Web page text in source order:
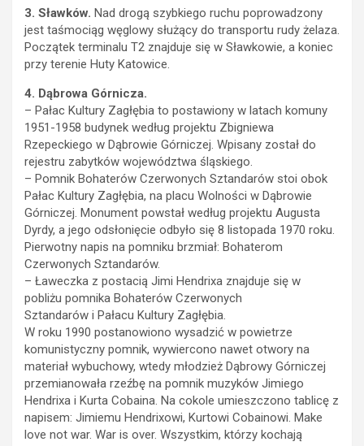
3. Sławków. Nad drogą szybkiego ruchu poprowadzony
jest taśmociąg węglowy służący do transportu rudy żelaza.
Początek terminalu T2 znajduje się w Sławkowie, a koniec
przy terenie Huty Katowice.
4. Dąbrowa Górnicza.
– Pałac Kultury Zagłębia to postawiony w latach komuny
1951-1958 budynek według projektu Zbigniewa
Rzepeckiego w Dąbrowie Górniczej. Wpisany został do
rejestru zabytków województwa śląskiego.
– Pomnik Bohaterów Czerwonych Sztandarów stoi obok
Pałac Kultury Zagłębia, na placu Wolności w Dąbrowie
Górniczej. Monument powstał według projektu Augusta
Dyrdy, a jego odsłonięcie odbyło się 8 listopada 1970 roku.
Pierwotny napis na pomniku brzmiał: Bohaterom
Czerwonych Sztandarów.
– Ławeczka z postacią Jimi Hendrixa znajduje się w
pobliżu pomnika Bohaterów Czerwonych
Sztandarów i Pałacu Kultury Zagłębia.
W roku 1990 postanowiono wysadzić w powietrze
komunistyczny pomnik, wywiercono nawet otwory na
materiał wybuchowy, wtedy młodzież Dąbrowy Górniczej
przemianowała rzeźbę na pomnik muzyków Jimiego
Hendrixa i Kurta Cobaina. Na cokole umieszczono tablicę z
napisem: Jimiemu Hendrixowi, Kurtowi Cobainowi. Make
love not war. War is over. Wszystkim, którzy kochają